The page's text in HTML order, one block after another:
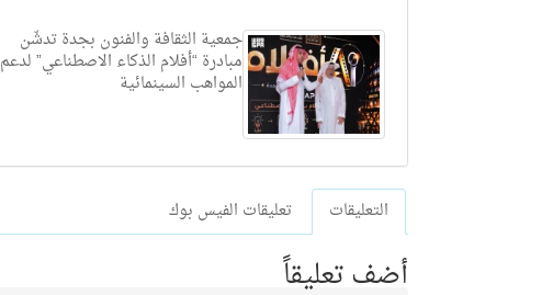
جمعية الثقافة والفنون بجدة تدشّن
مبادرة “أفلام الذكاء الاصطناعي” لدعم
المواهب السينمائية
التعليقات تعليقات الفيس بوك
أضف تعليقاً